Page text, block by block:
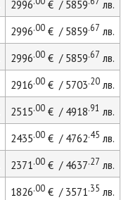
2996 € / 5859
лв.
2996.00€ / 5859.67 лв.
2996.00€ / 5859.67 лв.
2916.00€ / 5703.20лв.
2515.00€ / 4918.91 лв.
2435.00€ / 4762.45 лв.
2371.00€ / 4637.27 лв.
1826.00€ / 3571.35 лв.